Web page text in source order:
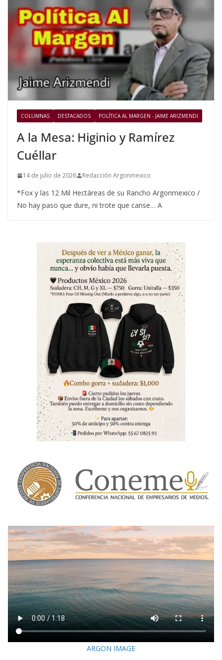
COLUMNAS DESTACADOS POLÍTICA AL MARGEN - JAIME ARIZMENDI
A la Mesa: Higinio y Ramírez
Cuéllar
14 de julio de 2026 Redacción Argonmexico
*Fox y las 12 Mil Hectáreas de su Rancho Argonmexico /
No hay paso que dure, ni trote que canse… A
ARGON IMAGE